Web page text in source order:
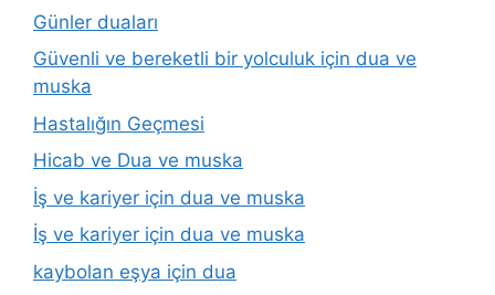
Günler duaları
Güvenli ve bereketli bir yolculuk için dua ve
muska
Hastalığın Geçmesi
Hicab ve Dua ve muska
İş ve kariyer için dua ve muska
İş ve kariyer için dua ve muska
kaybolan eşya için dua